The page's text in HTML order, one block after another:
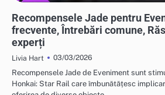
Recompensele Jade pentru
frecvente, Întrebări comune,
experți
Livia Hart
03/03/2026
Recompensele Jade de Eveniment sunt
Honkai: Star Rail care îmbunătățesc